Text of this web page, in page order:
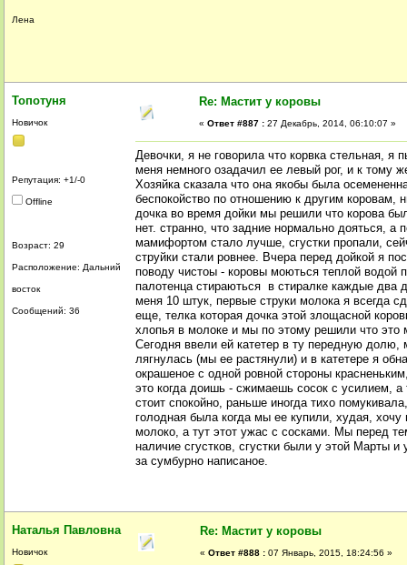
Лена
Топотуня
Новичок
Репутация: +1/-0
Offline
Возраст: 29
Расположение: Дальний
восток
Сообщений: 36
Re: Мастит у коровы
« Ответ #887 : 27 Декабрь, 2014, 06:10:07 »
Девочки, я не говорила что корвка стельная, я
меня немного озадачил ее левый рог, и к тому
Хозяйка сказала что она якобы была
беспокойство по отношению к другим коровам,
дочка во время дойки мы решили что корова
нет. странно, что задние нормально дояться,
мамифортом стало лучше, сгустки пропали,
струйки стали ровнее. Вчера перед дойкой я
поводу чистоы - коровы моються теплой водой
палотенца стираються в стиралке каждые два
меня 10 штук, первые струки молока я всегда
еще, телка которая дочка этой злощасной
хлопья в молоке и мы по этому решили что это
Сегодня ввели ей катетер в ту передную долю,
лягнулась (мы ее растянули) и в катетере я
окрашеное с одной ровной стороны
это когда доишь - сжимаешь сосок с усилием,
стоит спокойно, раньше иногда тихо
голодная была когда мы ее купили, худая,
молоко, а тут этот ужас с сосками. Мы перед
наличие сгустков, сгустки были у этой Марты
за сумбурно написаное.
Наталья Павловна
Новичок
Re: Мастит у коровы
« Ответ #888 : 07 Январь, 2015, 18:24:56 »